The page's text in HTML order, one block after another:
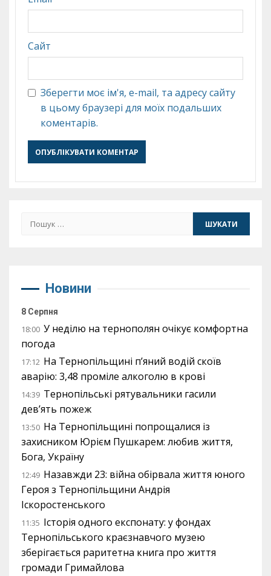
Сайт
Зберегти моє ім'я, e-mail, та адресу сайту
в цьому браузері для моїх подальших
коментарів.
Пошук:
Новини
8 Серпня
18:00 У неділю на тернополян очікує комфортна
погода
17:12 На Тернопільщині п’яний водій скоїв
аварію: 3,48 проміле алкоголю в крові
14:39 Тернопільські рятувальники гасили
дев’ять пожеж
13:50 На Тернопільщині попрощалися із
захисником Юрієм Пушкарем: любив життя,
Бога, Україну
12:49 Назавжди 23: війна обірвала життя юного
Героя з Тернопільщини Андрія
Іскоростенського
11:35 Історія одного експонату: у фондах
Тернопільського краєзнавчого музею
зберігається раритетна книга про життя
громади Гримайлова